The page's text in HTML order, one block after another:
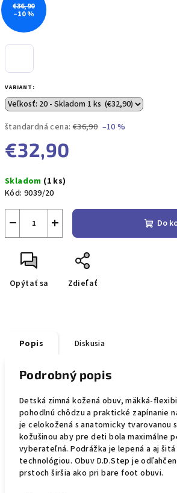
VARIANT:
štandardná cena: €36,90 –10 %
€32,90
cena:
Skladom (1 ks)
Kód: 9039/20
+
− Do
Opýtať sa Zdieľať
€36,90
–10 %
Popis Diskusia
Podrobný popis
Detská zimná kožená obuv, mäkká-
pohodlnú chôdzu a praktické zapínanie
je celokožená s anatomicky tvarovanou
kožušinou aby pre deti bola maximálne
vyberateľná. Podrážka je lepená a aj šitá
technológiou. Obuv D.D.Step je
prstoch širšia ako pri bare foot obuvi.